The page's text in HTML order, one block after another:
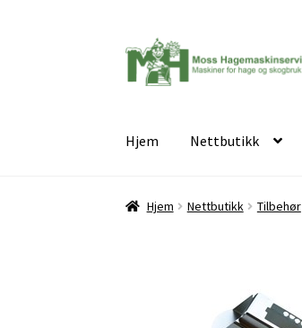
Hopp
til
navigasjon
Hopp
til
innhold
Hjem Nettbutikk
Hjem Nettbutikk Tilbehør